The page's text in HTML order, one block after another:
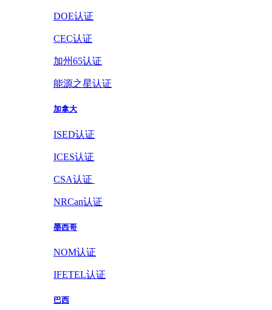
DOE认证
CEC认证
加州65认证
能源之星认证
加拿大
ISED认证
ICES认证
CSA认证
NRCan认证
墨西哥
NOM认证
IFETEL认证
巴西